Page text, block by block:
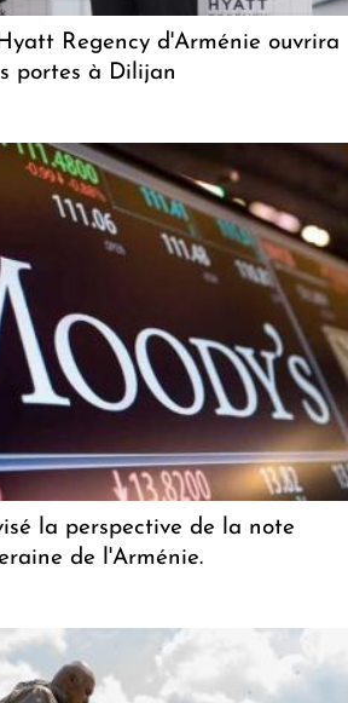
Regency d'Arménie ouvrira
portes à Dilijan
la perspective de la note
de l'Arménie.